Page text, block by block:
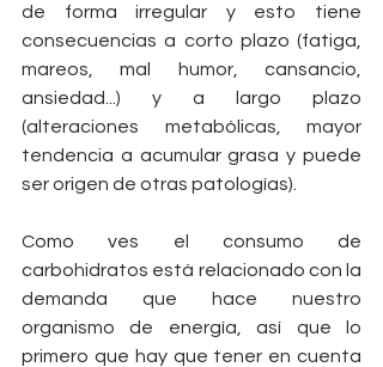
de forma irregular y esto tiene
consecuencias a corto plazo (fatiga,
mareos, mal humor, cansancio,
ansiedad...) y a largo plazo
(alteraciones metabólicas, mayor
tendencia a acumular grasa y puede
ser origen de otras patologías).
Como ves el consumo de
carbohidratos está relacionado con la
demanda que hace nuestro
organismo de energía, así que lo
primero que hay que tener en cuenta